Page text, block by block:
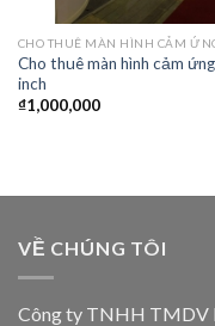
CHO THUÊ MÀN HÌNH CẢM
Cho thuê màn hình cảm
inch
₫1,000,000
VỀ CHÚNG TÔI
Công ty TNHH TMDV